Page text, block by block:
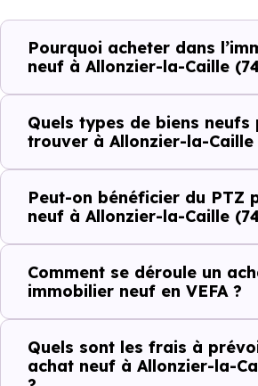
demande locative locale et les
plus recherchées.
Côté cadre de vie, Allonzier-la-
11 commerces, 20
établissements scolaires. Des
qui constituent autant d'arguments
ou investir dans la commune.
Combien coûte un
Caille (74350) ?
C'est souvent la première
prix à connaître pour un achat
Caille (74350) :
Pourquoi acheter dans
neuf à Allonzier-la-Caille
Quels types de biens neufs
trouver à Allonzier-la-Caille
Peut-on bénéficier du PTZ
neuf à Allonzier-la-Caille
Comment se déroule un
immobilier neuf en VEFA ?
Quels sont les frais à
achat neuf à Allonzier-la-